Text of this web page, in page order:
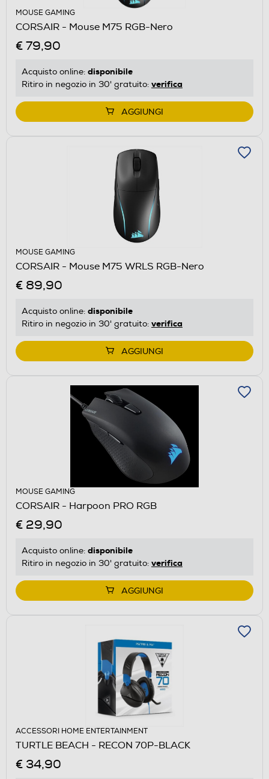
MOUSE GAMING
CORSAIR - Mouse M75 RGB-Nero
€ 79,90
Acquisto online: disponibile
Ritiro in negozio in 30' gratuito: verifica
AGGIUNGI
MOUSE GAMING
CORSAIR - Mouse M75 WRLS RGB-Nero
€ 89,90
Acquisto online: disponibile
Ritiro in negozio in 30' gratuito: verifica
AGGIUNGI
MOUSE GAMING
CORSAIR - Harpoon PRO RGB
€ 29,90
Acquisto online: disponibile
Ritiro in negozio in 30' gratuito: verifica
AGGIUNGI
ACCESSORI HOME ENTERTAINMENT
TURTLE BEACH - RECON 70P-BLACK
€ 34,90